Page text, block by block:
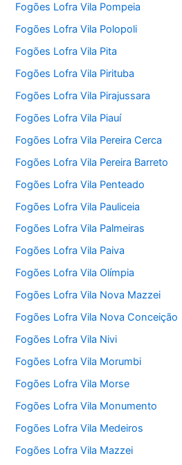
Fogões Lofra Vila Pompeia
Fogões Lofra Vila Polopoli
Fogões Lofra Vila Pita
Fogões Lofra Vila Pirituba
Fogões Lofra Vila Pirajussara
Fogões Lofra Vila Piauí
Fogões Lofra Vila Pereira Cerca
Fogões Lofra Vila Pereira Barreto
Fogões Lofra Vila Penteado
Fogões Lofra Vila Pauliceia
Fogões Lofra Vila Palmeiras
Fogões Lofra Vila Paiva
Fogões Lofra Vila Olímpia
Fogões Lofra Vila Nova Mazzei
Fogões Lofra Vila Nova Conceição
Fogões Lofra Vila Nivi
Fogões Lofra Vila Morumbi
Fogões Lofra Vila Morse
Fogões Lofra Vila Monumento
Fogões Lofra Vila Medeiros
Fogões Lofra Vila Mazzei